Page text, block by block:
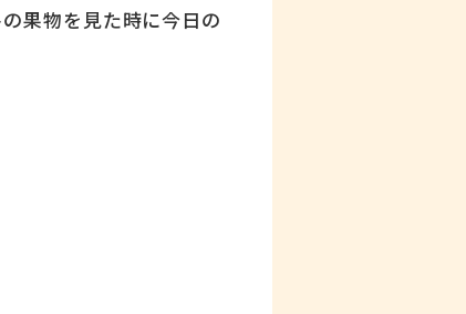
果物を見た時に今日の